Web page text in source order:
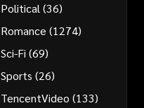
Political (36)
Romance (1274)
Sci-Fi (69)
Sports (26)
TencentVideo (133)